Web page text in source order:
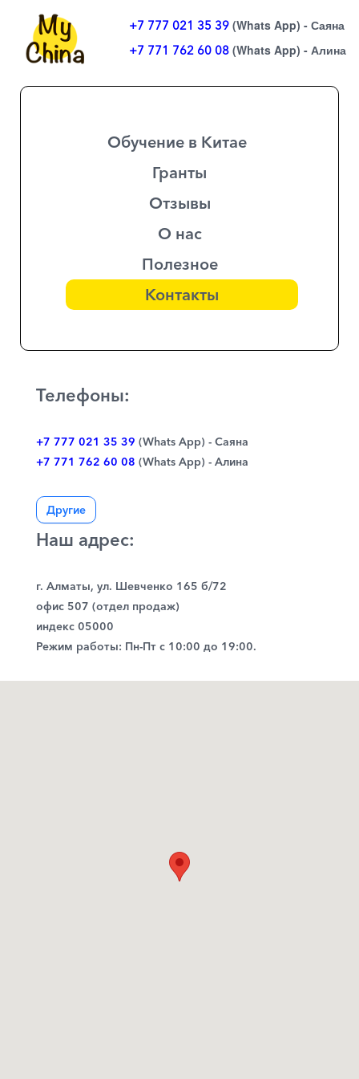
+7 777 021 35 39 (Whats App) - Саяна
+7 771 762 60 08 (Whats App) - Алина
Обучение в Китае
Гранты
Отзывы
О нас
Полезное
Контакты
Телефоны:
+7 777 021 35 39 (Whats App) - Саяна
+7 771 762 60 08 (Whats App) - Алина
Другие
Наш адрес:
г. Алматы, ул. Шевченко 165 б/72
офис 507 (отдел продаж)
индекс 05000
Режим работы: Пн-Пт с 10:00 до 19:00.